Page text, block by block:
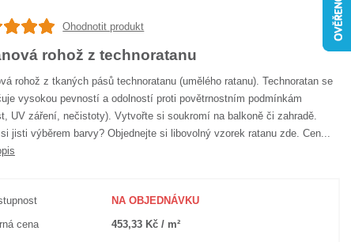
Ohodnotit produkt
rohož z technoratanu
rohož z tkaných pásů technoratanu (umělého ratanu). Technoratan se
vysokou pevností a odolností proti povětrnostním podmínkám
UV záření, nečistoty). Vytvořte si soukromí na balkoně či zahradě.
jisti výběrem barvy? Objednejte si libovolný vzorek ratanu zde. Cen...
NA OBJEDNÁVKU
cena 453,33 Kč / m²